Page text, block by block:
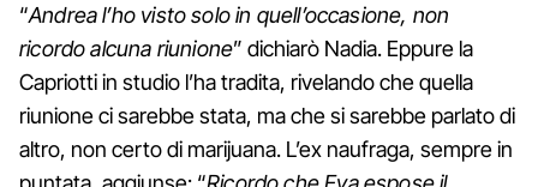
“Andrea l’ho visto solo in quell’occasione, non
ricordo alcuna riunione” dichiarò Nadia. Eppure la
Capriotti in studio l’ha tradita, rivelando che quella
riunione ci sarebbe stata, ma che si sarebbe parlato di
altro, non certo di marijuana. L’ex naufraga, sempre in